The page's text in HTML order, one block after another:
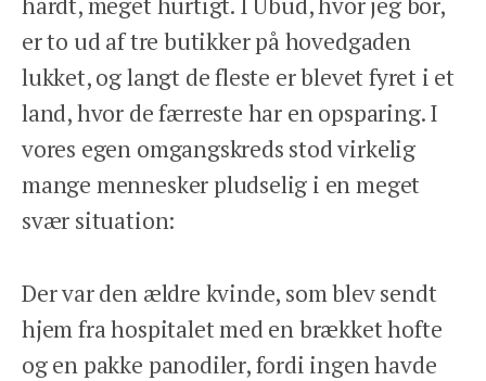
er to ud af tre butikker på hovedgaden
lukket, og langt de fleste er blevet fyret i et
land, hvor de færreste har en opsparing. I
vores egen omgangskreds stod virkelig
mange mennesker pludselig i en meget
svær situation:
Der var den ældre kvinde, som blev sendt
hjem fra hospitalet med en brækket hofte
og en pakke panodiler, fordi ingen havde